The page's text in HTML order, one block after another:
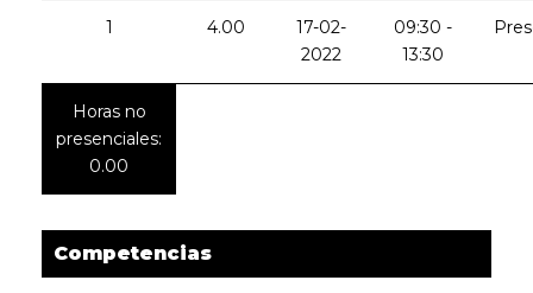
1 4.00
17-02-
2022
09:30 -
13:30
Horas no
presenciales:
0.00
Competencias